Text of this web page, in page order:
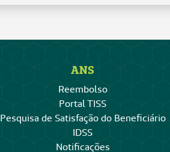
ANS
Reembolso
Portal TISS
Pesquisa de Satisfação do Beneficiário
IDSS
Notificações